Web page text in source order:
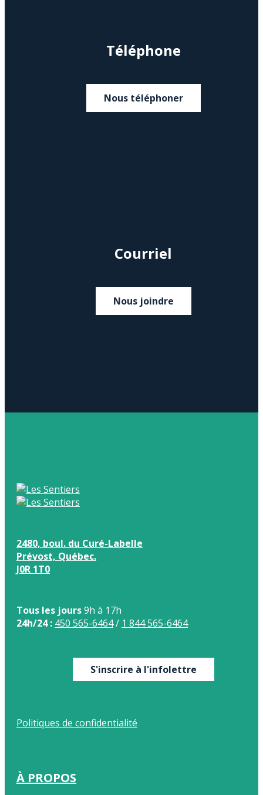
Téléphone
Nous téléphoner
Courriel
Nous joindre
2480, boul. du Curé-Labelle
Prévost, Québec.
J0R 1T0
Tous les jours9h à 17h
24h/24 : 450 565-6464/ 1 844 565-6464
S'inscrire à l'infolettre
Politiques de confidentialité
À PROPOS